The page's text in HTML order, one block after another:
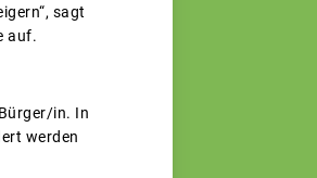
sagt
auf.
in. In
werden